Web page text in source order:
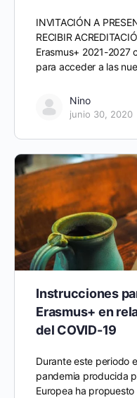
INVITACIÓN A
RECIBIR
Erasmus+ 2021-2027
para acceder a las
Nino
junio 30, 2020
Instrucciones
Erasmus+ en
del COVID-19
Durante este periodo
pandemia producida
Europea ha